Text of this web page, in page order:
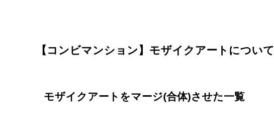
【コンビマンション】モザイクアートについて
モザイクアートをマージ(合体)させた一覧